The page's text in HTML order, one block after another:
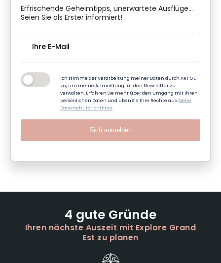
Erfrischende Geheimtipps, unerwartete Ausflüge...
Seien Sie als Erster informiert!
Ich stimme der Verarbeitung meiner Daten durch ART GE
zu, um meine Anmeldung für den Newsletter zu
verwalten. Erfahren Sie mehr über den Umgang mit Ihren
persönlichen Daten und üben Sie Ihre Rechte aus:Siehe
Datenschutzrichtlinie.
Sich anmelden
4 gute Gründe
Ihren nächste Auszeit mit Explore Grand
Est zu planen